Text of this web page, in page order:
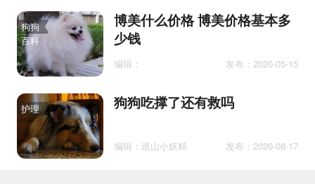
狗狗
百科
博美什么价格 博美价格基本多
少钱
编辑： 发布：2020-05-15
护理 狗狗吃撑了还有救吗
编辑：巡山小妖精 发布：2020-08-17